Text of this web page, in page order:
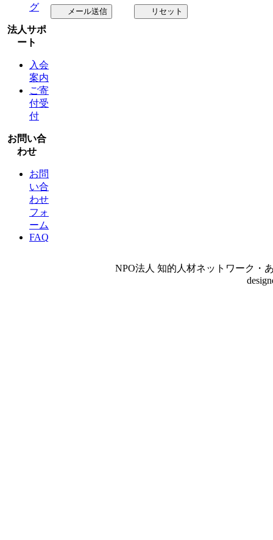
グ
法人サポ
ート
入会
案内
ご寄
付受
付
お問い合
わせ
お問
い合
わせ
フォ
ーム
FAQ
メール送信 リセット
NPO法人 知的人材ネットワーク・